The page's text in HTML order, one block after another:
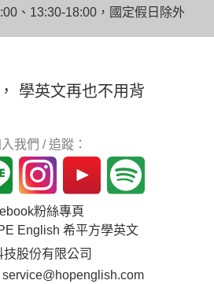
、13:30-18:00，國定假日除外
學英文再也不用背
我們 / 追蹤：
粉絲專頁
English 希平方學英文
股份有限公司
service@hopenglish.com